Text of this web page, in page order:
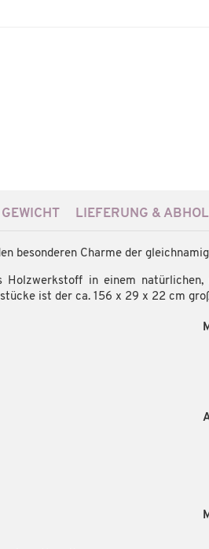
LIEFERUNG &
besonderen Charme der
Holzwerkstoff in einem
ist der ca. 156 x 29 x 22 cm